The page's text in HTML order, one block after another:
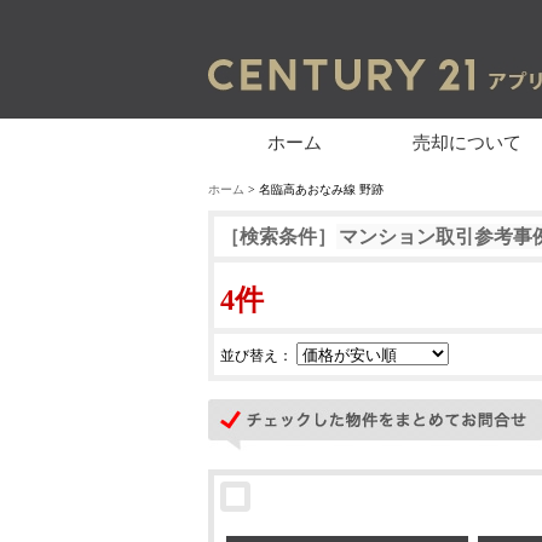
ホーム 売却について
ホーム > 名臨高あおなみ線 野跡
［検索条件］ マンション取引参考事
4件
並び替え：